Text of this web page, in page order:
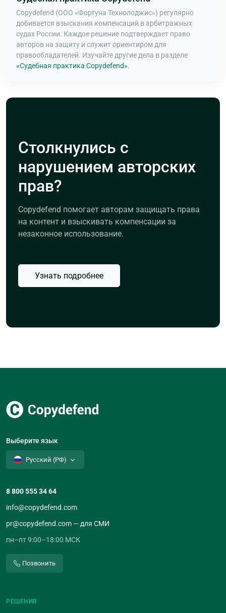
Copydefend (ООО «Фортуна Технолоджис») регулярно
добивается взыскания компенсаций в арбитражных
судах России. Каждое решение подтверждает право
авторов на защиту и служит ориентиром для
правообладателей. Изучайте другие дела в разделе
«Судебная практика Copydefend».
Столкнулись с
нарушением авторских
прав?
Copydefend помогает авторам защищать права
на контент и взыскивать компенсации за
незаконное использование.
Узнать подробнее
Выберите язык
Русский (РФ)
8 800 555 34 64
info@copydefend.com
pr@copydefend.com — для СМИ
пн–пт 9:00–18:00 МСК
Позвонить
РЕШЕНИЯ